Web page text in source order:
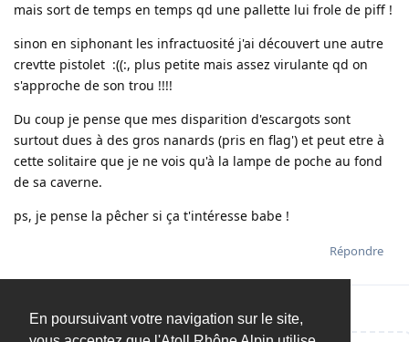
En poursuivant votre navigation sur le site,
mais sort de temps en temps qd une pallette lui frole de piff !
sinon en siphonant les infractuosité j'ai découvert une autre
crevtte pistolet :((:, plus petite mais assez virulante qd on
s'approche de son trou !!!!
Du coup je pense que mes disparition d'escargots sont
surtout dues à des gros nanards (pris en flag') et peut etre à
cette solitaire que je ne vois qu'à la lampe de poche au fond
de sa caverne.
ps, je pense la pêcher si ça t'intéresse babe !
Répondre